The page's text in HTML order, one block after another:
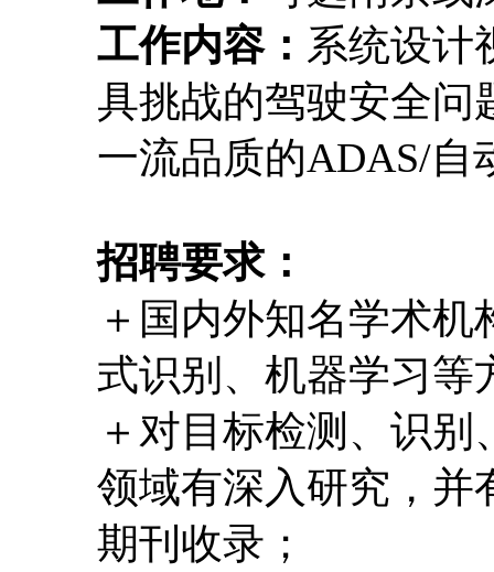
工作内容： 系统设计
具挑战的驾驶安全问
一流品质的ADAS/自
招聘要求：
＋国内外知名学术
式识别、机器学习等
＋对目标检测、识
领域有深入研究，并
期刊收录；